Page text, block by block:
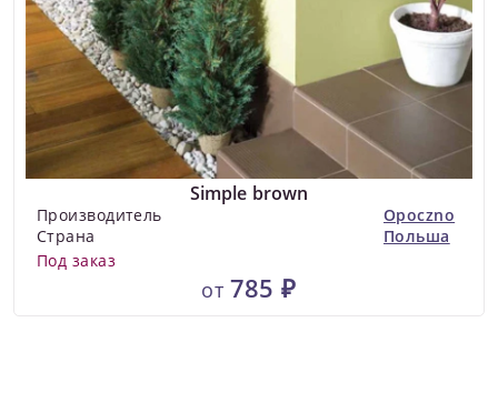
Simple brown
Производитель
Opoczno
Страна
Польша
Под заказ
от 785 ₽